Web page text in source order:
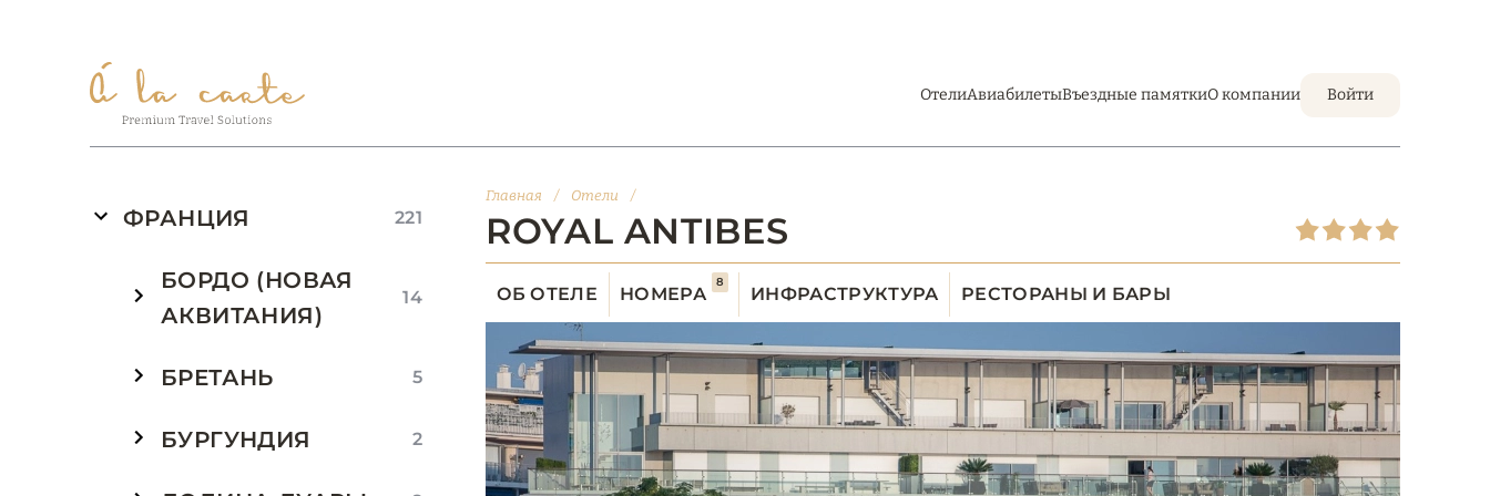
ОтелиАвиабилетыВъездные памяткиО компании Войти
ФРАНЦИЯ 221
БОРДО (НОВАЯ
АКВИТАНИЯ)
14
БРЕТАНЬ 5
БУРГУНДИЯ 2
Главная / Отели /
ROYAL ANTIBES
ОБ ОТЕЛЕ НОМЕРА
8
ИНФРАСТРУКТУРА РЕСТОРАНЫ И БАРЫ